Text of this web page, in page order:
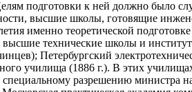
подготовки к ней должно было
высшие школы, готовящие
именно теоретической
технические школы и
Петербургский
училища (1886 г.). В этих
специальному разрешению министра